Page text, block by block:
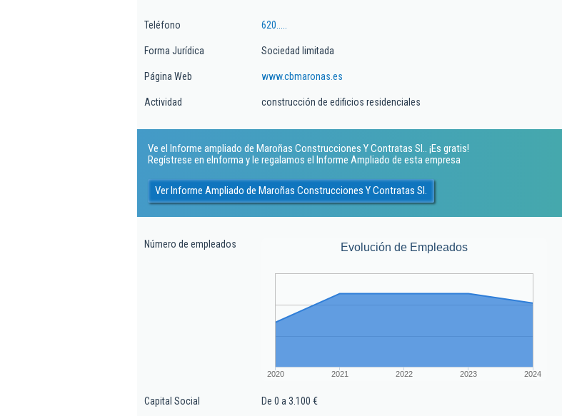
Teléfono 620.....
Forma Jurídica Sociedad limitada
Página Web www.cbmaronas.es
Actividad construcción de edificios residenciales
Ve el Informe ampliado de Maroñas Construcciones Y Contratas Sl.. ¡Es gratis!
Regístrese en eInforma y le regalamos el Informe Ampliado de esta empresa
Ver Informe Ampliado de Maroñas Construcciones Y Contratas Sl.
Número de empleados Evolución de Empleados
2020 2021 2022 2023 2024
Capital Social De 0 a 3.100 €